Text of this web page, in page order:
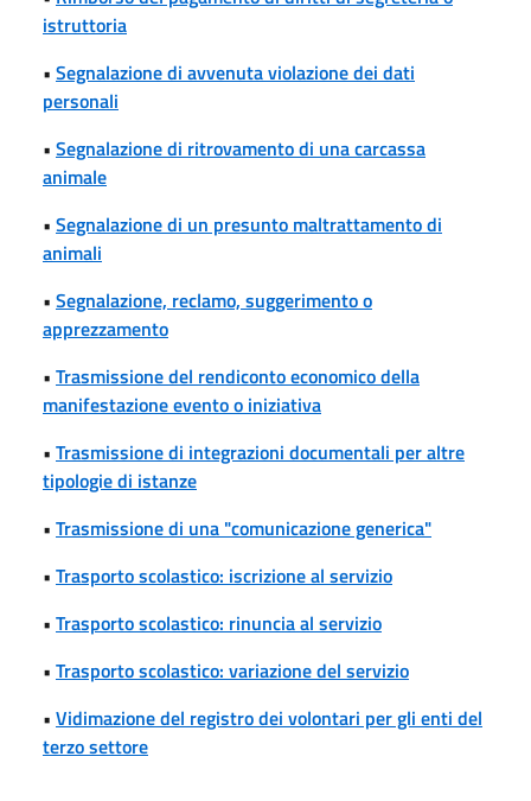
istruttoria
• Segnalazione di avvenuta violazione dei dati
personali
• Segnalazione di ritrovamento di una carcassa
animale
• Segnalazione di un presunto maltrattamento di
animali
• Segnalazione, reclamo, suggerimento o
apprezzamento
• Trasmissione del rendiconto economico della
manifestazione evento o iniziativa
• Trasmissione di integrazioni documentali per altre
tipologie di istanze
• Trasmissione di una "comunicazione generica"
• Trasporto scolastico: iscrizione al servizio
• Trasporto scolastico: rinuncia al servizio
• Trasporto scolastico: variazione del servizio
• Vidimazione del registro dei volontari per gli enti del
terzo settore